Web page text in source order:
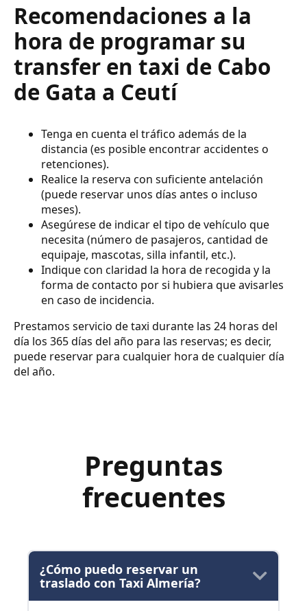
Recomendaciones a la
hora de programar su
transfer en taxi de Cabo
de Gata a Ceutí
Tenga en cuenta el tráfico además de la
distancia (es posible encontrar accidentes o
retenciones).
Realice la reserva con suficiente antelación
(puede reservar unos días antes o incluso
meses).
Asegúrese de indicar el tipo de vehículo que
necesita (número de pasajeros, cantidad de
equipaje, mascotas, silla infantil, etc.).
Indique con claridad la hora de recogida y la
forma de contacto por si hubiera que avisarles
en caso de incidencia.
Prestamos servicio de taxi durante las 24 horas del
día los 365 días del año para las reservas; es decir,
puede reservar para cualquier hora de cualquier día
del año.
Preguntas
frecuentes
¿Cómo puedo reservar un
traslado con Taxi Almería?